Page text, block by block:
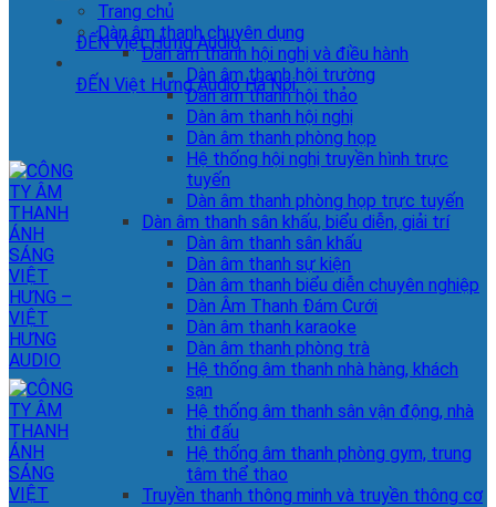
ĐẾN Việt Hưng Audio
ĐẾN Việt Hưng Audio Hà Nội
Trang chủ
Dàn âm thanh chuyên dụng
Dàn âm thanh hội nghị và điều hành
Dàn âm thanh hội trường
Dàn âm thanh hội thảo
Dàn âm thanh hội nghị
Dàn âm thanh phòng họp
Hệ thống hội nghị truyền hình trực
tuyến
Dàn âm thanh phòng họp trực tuyến
Dàn âm thanh sân khấu, biểu diễn, giải trí
Dàn âm thanh sân khấu
Dàn âm thanh sự kiện
Dàn âm thanh biểu diễn chuyên nghiệp
Dàn Âm Thanh Đám Cưới
Dàn âm thanh karaoke
Dàn âm thanh phòng trà
Hệ thống âm thanh nhà hàng, khách
sạn
Hệ thống âm thanh sân vận động, nhà
thi đấu
Hệ thống âm thanh phòng gym, trung
tâm thể thao
Truyền thanh thông minh và truyền thông cơ